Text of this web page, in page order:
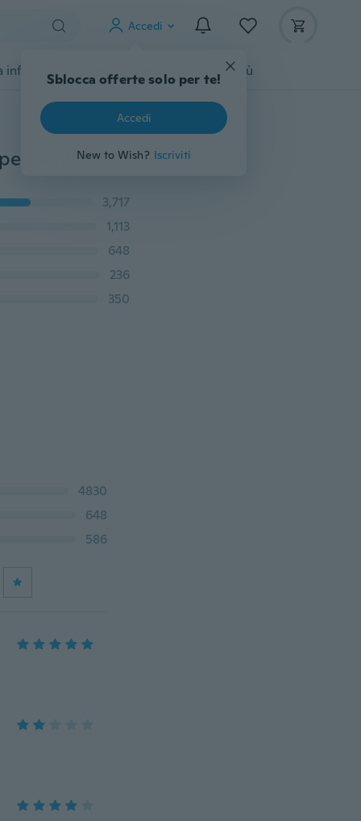
Accedi
Sblocca offerte solo per te!
Accedi
New to Wish? Iscriviti
infanzia Accessori per animali Di più
Collana con ciondolo a forma di zircone rotondo con pendente a forma di zircone d'argento con placcatura in rame luminoso
3,717
1,113
648
236
350
4830
648
586